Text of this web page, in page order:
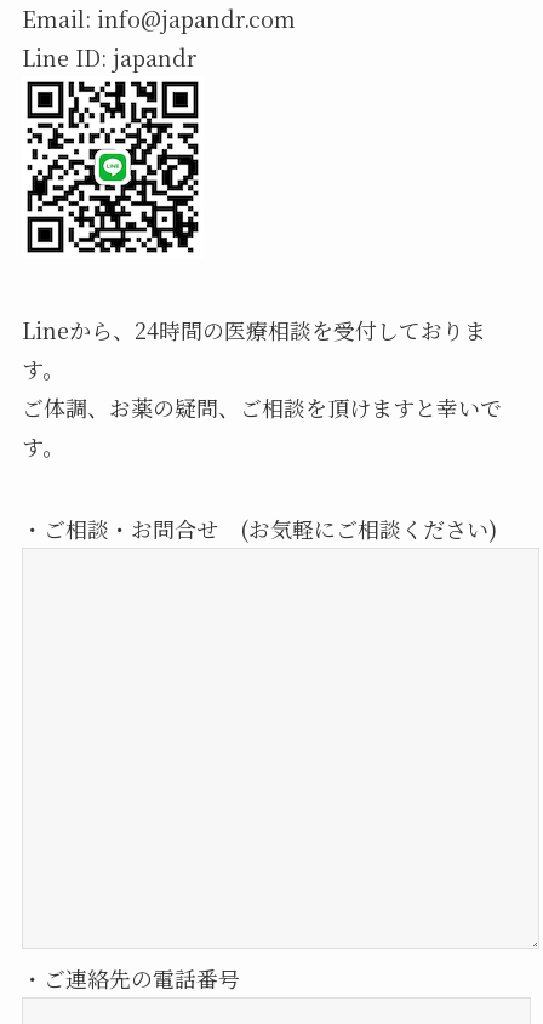
Email: info@japandr.com
Line ID: japandr
Lineから、24時間の医療相談を受付しておりま
す。
ご体調、お薬の疑問、ご相談を頂けますと幸いで
す。
・ご相談・お問合せ (お気軽にご相談ください)
・ご連絡先の電話番号